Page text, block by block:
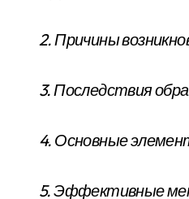
2. Причины
3. Последствия
4. Основные
5. Эффективные